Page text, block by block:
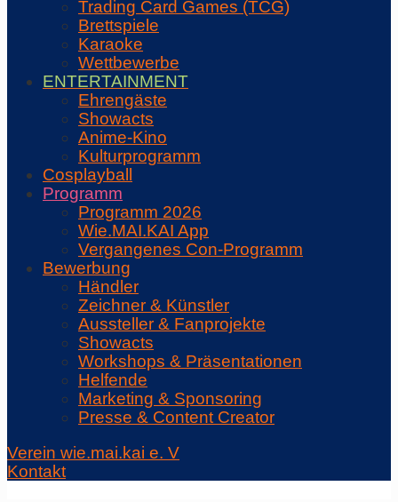
Trading Card Games (TCG)
Brettspiele
Karaoke
Wettbewerbe
ENTERTAINMENT
Ehrengäste
Showacts
Anime-Kino
Kulturprogramm
Cosplayball
Programm
Programm 2026
Wie.MAI.KAI App
Vergangenes Con-Programm
Bewerbung
Händler
Zeichner & Künstler
Aussteller & Fanprojekte
Showacts
Workshops & Präsentationen
Helfende
Marketing & Sponsoring
Presse & Content Creator
Verein wie.mai.kai e. V
Kontakt